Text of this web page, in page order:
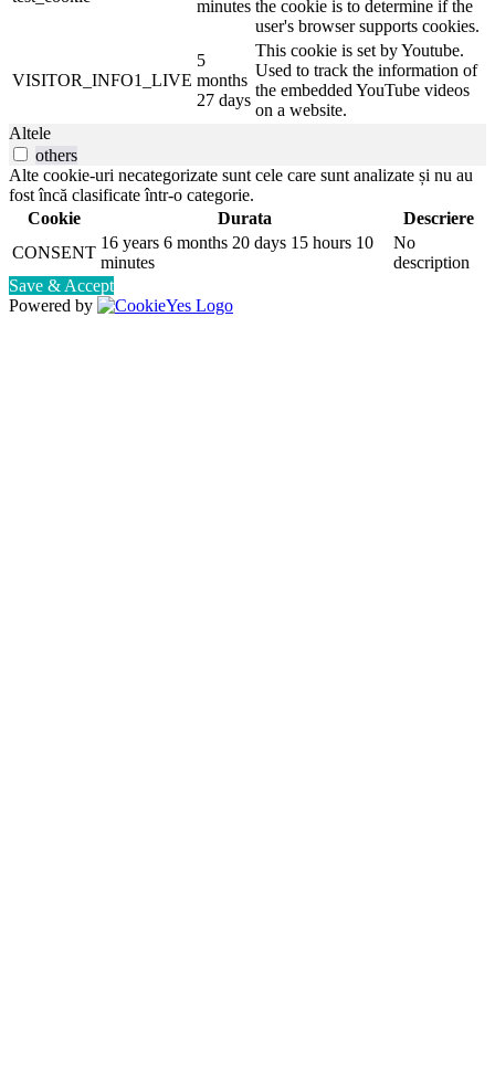
minutes the cookie is to determine if the
user's browser supports cookies.
VISITOR_INFO1_LIVE
5
months
27 days
This cookie is set by Youtube.
Used to track the information of
the embedded YouTube videos
on a website.
Altele
others
Alte cookie-uri necategorizate sunt cele care sunt analizate și nu au
fost încă clasificate într-o categorie.
Cookie
Durata
Descriere
CONSENT
16 years 6 months 20 days 15 hours 10
minutes
No
description
Save & Accept
Powered by